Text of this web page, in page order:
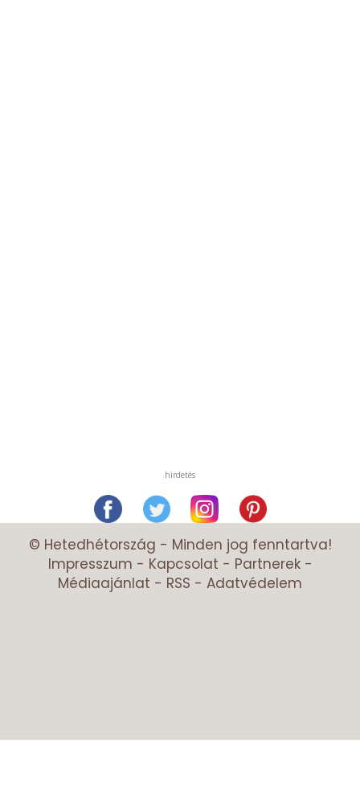
hirdetés
© Hetedhétország - Minden jog fenntartva!
Impresszum - Kapcsolat - Partnerek-
Médiaajánlat - RSS - Adatvédelem